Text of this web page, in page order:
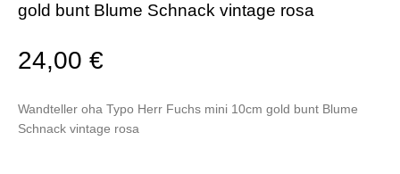
gold bunt Blume Schnack vintage rosa
24,00€
Wandteller oha Typo Herr Fuchs mini 10cm gold bunt Blume
Schnack vintage rosa